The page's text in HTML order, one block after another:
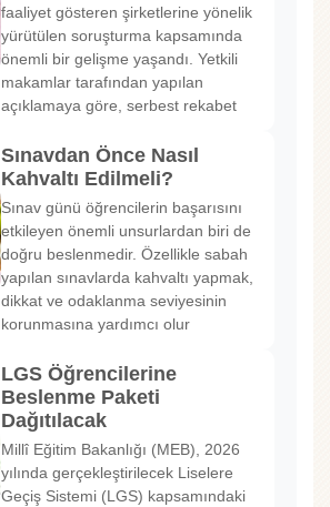
faaliyet gösteren şirketlerine yönelik
yürütülen soruşturma kapsamında
önemli bir gelişme yaşandı. Yetkili
makamlar tarafından yapılan
açıklamaya göre, serbest rekabet
Sınavdan Önce Nasıl
Kahvaltı Edilmeli?
Sınav günü öğrencilerin başarısını
etkileyen önemli unsurlardan biri de
doğru beslenmedir. Özellikle sabah
yapılan sınavlarda kahvaltı yapmak,
dikkat ve odaklanma seviyesinin
korunmasına yardımcı olur
LGS Öğrencilerine
Beslenme Paketi
Dağıtılacak
Millî Eğitim Bakanlığı (MEB), 2026
yılında gerçekleştirilecek Liselere
Geçiş Sistemi (LGS) kapsamındaki